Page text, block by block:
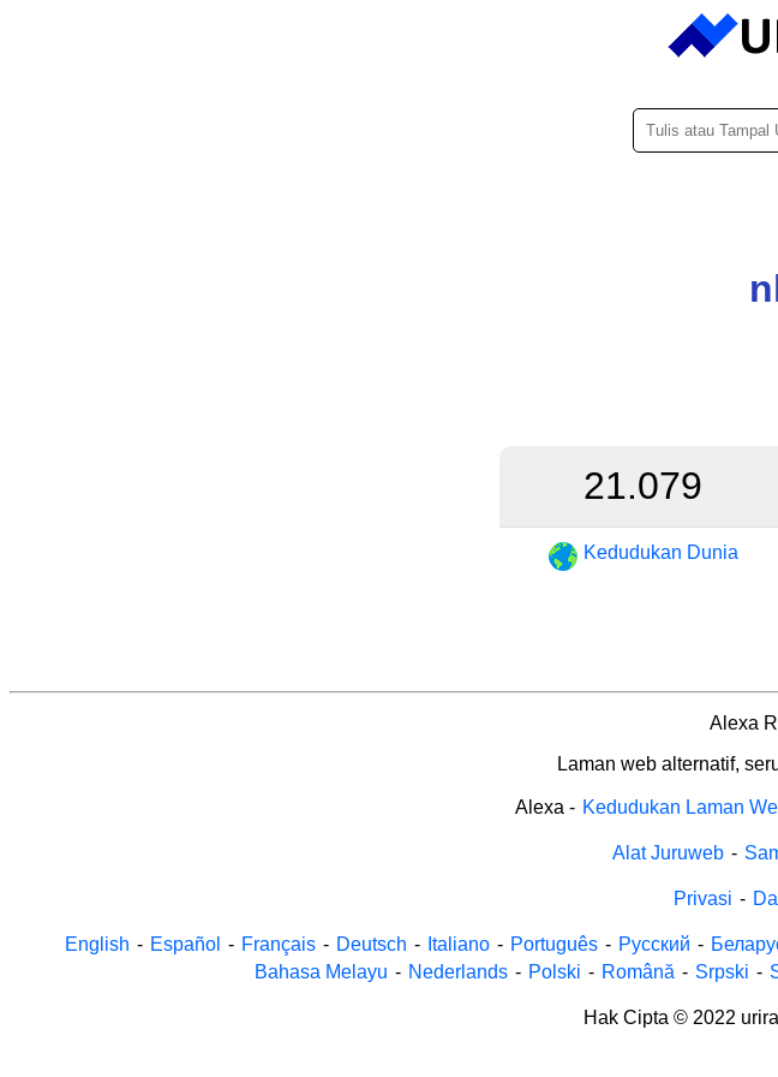
21.079
Kedudukan Dunia
Alexa
Laman web alternatif,
Alexa - Kedudukan Laman
Alat Juruweb -
Privasi -
English - Español - Français - Deutsch - Italiano - Português - Русский -
Bahasa Melayu - Nederlands - Polski - Română - Srpski -
Hak Cipta © 2022